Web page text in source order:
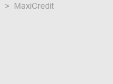
MaxiCredit